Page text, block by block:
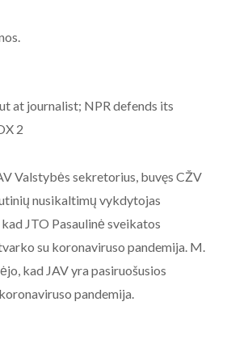
Valstybės sekretorius, buvęs CŽV
nusikaltimų vykdytojas
JTO Pasaulinė sveikatos
su koronaviruso pandemija. M.
kad JAV yra pasiruošusios
pandemija.